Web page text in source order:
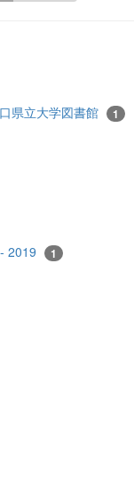
県立大学図書館 1
2019 1